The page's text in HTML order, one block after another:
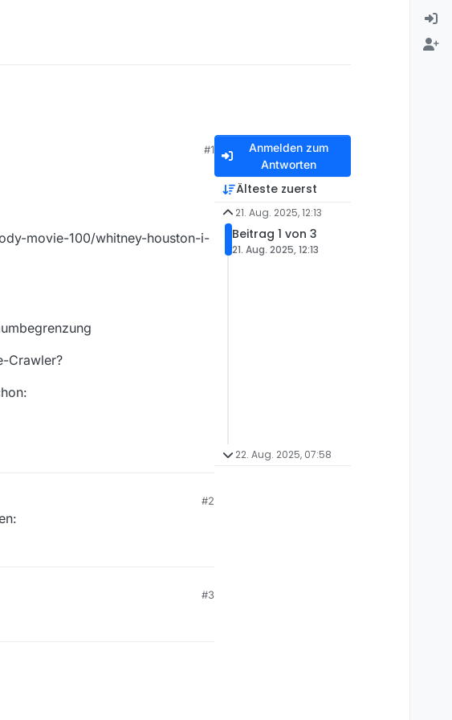
#1
movie-100/whitney-houston-i-
Crawler?
#2
#3
Anmelden zum
Antworten
Älteste zuerst
21. Aug. 2025, 12:13
Beitrag 1 von 3
21. Aug. 2025, 12:13
22. Aug. 2025, 07:58